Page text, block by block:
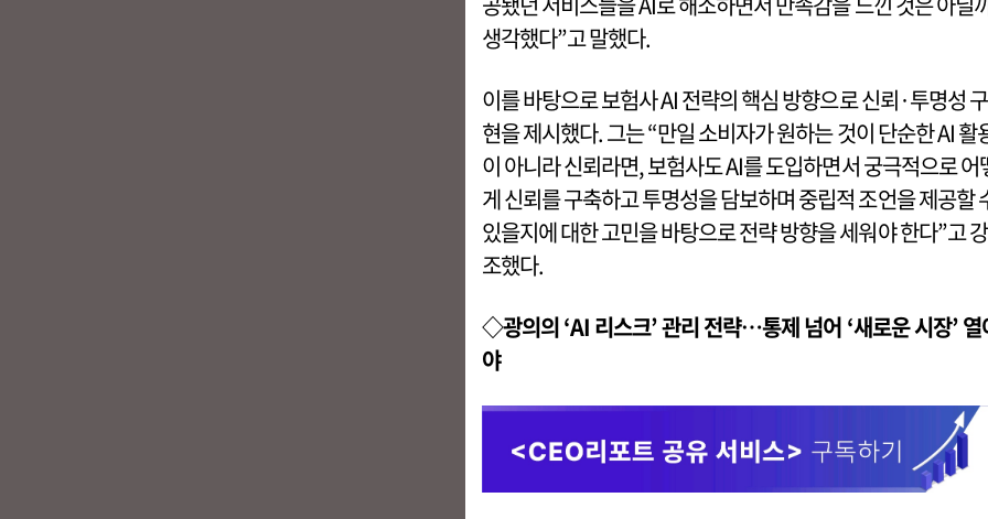
생각했다”고 말했다.
이를 바탕으로 보험사 AI 전략의 핵심 방향으로 신뢰·투명성 구
현을 제시했다. 그는 “만일 소비자가 원하는 것이 단순한 AI 활
이 아니라 신뢰라면, 보험사도 AI를 도입하면서 궁극적으로 어
게 신뢰를 구축하고 투명성을 담보하며 중립적 조언을 제공할
있을지에 대한 고민을 바탕으로 전략 방향을 세워야 한다”고 강
조했다.
◇광의의 ‘AI 리스크’ 관리 전략…통제 넘어 ‘새로운 시장’ 열
야